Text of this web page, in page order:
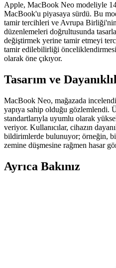
Apple, MacBook Neo modeliyle
MacBook'u piyasaya sürdü. Bu
tamir tercihleri ve Avrupa
düzenlemeleri doğrultusunda
değiştirmek yerine tamir etmeyi
tamir edilebilirliği
olarak öne çıkıyor.
Tasarım ve
MacBook Neo, mağazada
yapıya sahip olduğu gözlemlendi.
standartlarıyla uyumlu olarak
veriyor. Kullanıcılar, cihazın
bildirimlerde bulunuyor; örneğin,
zemine düşmesine rağmen hasar
Ayrıca Bakınız